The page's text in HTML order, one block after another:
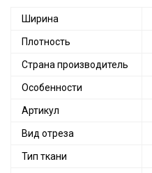
Ширина
Плотность
Страна производитель
Особенности
Артикул
Вид отреза
Тип ткани